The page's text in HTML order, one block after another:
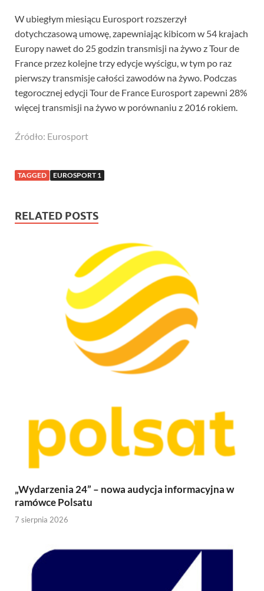
W ubiegłym miesiącu Eurosport rozszerzył
dotychczasową umowę, zapewniając kibicom w 54 krajach
Europy nawet do 25 godzin transmisji na żywo z Tour de
France przez kolejne trzy edycje wyścigu, w tym po raz
pierwszy transmisje całości zawodów na żywo. Podczas
tegorocznej edycji Tour de France Eurosport zapewni 28%
więcej transmisji na żywo w porównaniu z 2016 rokiem.
Źródło: Eurosport
TAGGED EUROSPORT 1
RELATED POSTS
„Wydarzenia 24” – nowa audycja informacyjna w
ramówce Polsatu
7 sierpnia 2026